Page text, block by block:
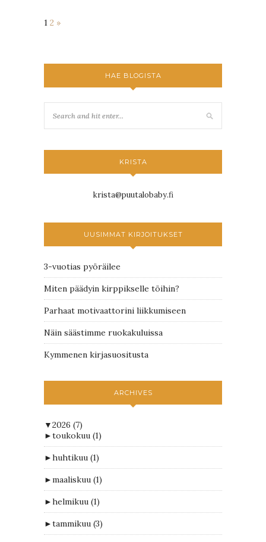
1 2 »
HAE BLOGISTA
KRISTA
krista@puutalobaby.fi
UUSIMMAT KIRJOITUKSET
3-vuotias pyöräilee
Miten päädyin kirppikselle töihin?
Parhaat motivaattorini liikkumiseen
Näin säästimme ruokakuluissa
Kymmenen kirjasuositusta
ARCHIVES
▼2026 (7)
►toukokuu (1)
►huhtikuu (1)
►maaliskuu (1)
►helmikuu (1)
►tammikuu (3)